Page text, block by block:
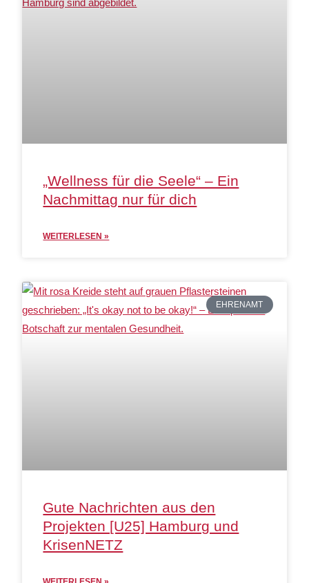
„Wellness für die Seele“ – Ein
Nachmittag nur für dich
WEITERLESEN »
EHRENAMT
Gute Nachrichten aus den
Projekten [U25] Hamburg und
KrisenNETZ